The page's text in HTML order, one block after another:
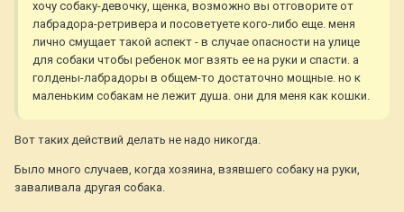
хочу собаку-девочку, щенка, возможно вы отговорите от
лабрадора-ретривера и посоветуете кого-либо еще. меня
лично смущает такой аспект - в случае опасности на улице
для собаки чтобы ребенок мог взять ее на руки и спасти. а
голдены-лабрадоры в общем-то достаточно мощные. но к
маленьким собакам не лежит душа. они для меня как кошки.
Вот таких действий делать не надо никогда.
Было много случаев, когда хозяина, взявшего собаку на руки,
заваливала другая собака.